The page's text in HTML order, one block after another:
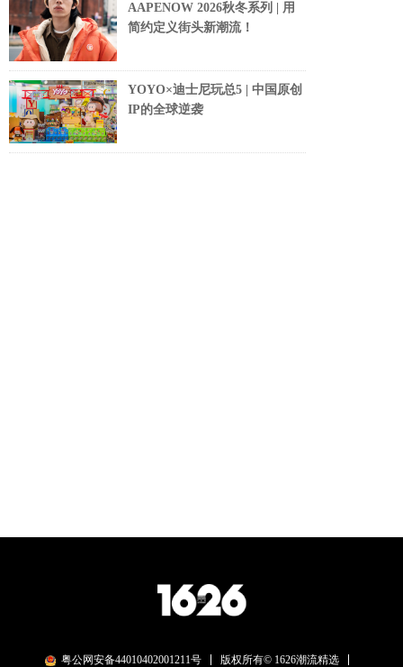
AAPENOW 2026秋冬系列 | 用
简约定义街头新潮流！
YOYO×迪士尼玩总5 | 中国原创
IP的全球逆袭
粤公网安备44010402001211号
版权所有© 1626潮流精选